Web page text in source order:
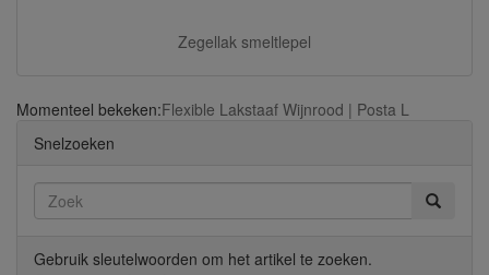
Zegellak smeltlepel
Momenteel bekeken:Flexible Lakstaaf Wijnrood | Posta L
Snelzoeken
Gebruik sleutelwoorden om het artikel te zoeken.